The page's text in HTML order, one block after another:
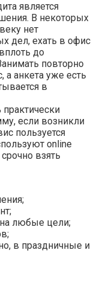
является
В некоторых
нет
дел, ехать в офис
до
повторно
анкета уже есть
в
если возникли
пользуется
online
взять
любые цели;
в праздничные и